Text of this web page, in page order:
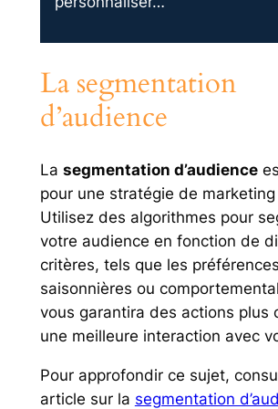
La segmentation
d’audience
La segmentation d’audience
pour une stratégie de
Utilisez des algorithmes pour
votre audience en fonction de
critères, tels que les préférences
saisonnières ou
vous garantira des actions plus
une meilleure interaction avec
Pour approfondir ce sujet,
article sur la segmentation